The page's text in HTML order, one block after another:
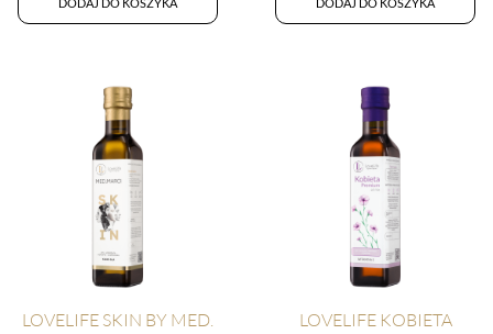
LOVELIFE SKIN BY MED.
LOVELIFE KOBIETA